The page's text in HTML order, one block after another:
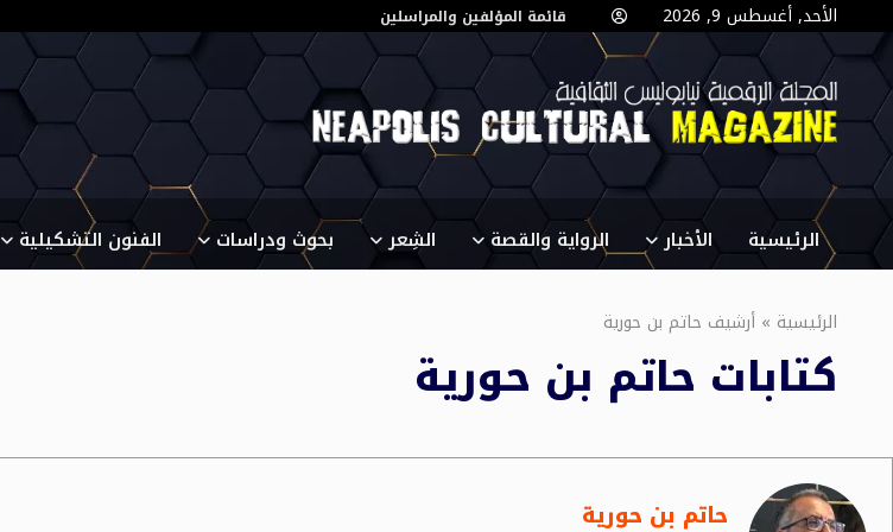
الأحد, أغسطس 9, 2026 قائمة المؤلفين والمراسلين
الرئيسية الأخبار الرواية والقصة الشِعر بحوث ودراسات الفنون التشكيلية
الرئيسية » أرشيف حاتم بن حورية
كتابات حاتم بن حورية
حاتم بن حورية